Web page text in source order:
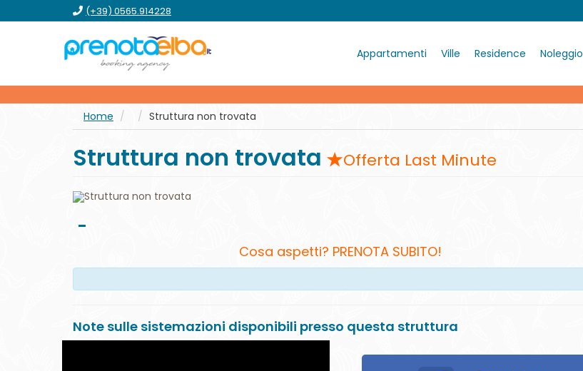
al
al
al
al
(+39) 0565.914228
Appartamenti Ville Residence Noleggio
Home Struttura non trovata
Struttura non trovata Offerta Last Minute
-
Cosa aspetti? PRENOTA SUBITO!
Note sulle sistemazioni disponibili presso questa struttura